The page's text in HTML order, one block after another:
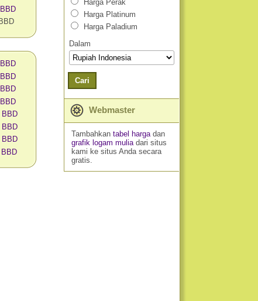
BBD
BBD
BBD
Harga Perak
Harga Platinum
Harga Paladium
Dalam
Cari
Webmaster
Tambahkan tabel hargadan
grafik logam muliadari situs
kami ke situs Anda secara
gratis.